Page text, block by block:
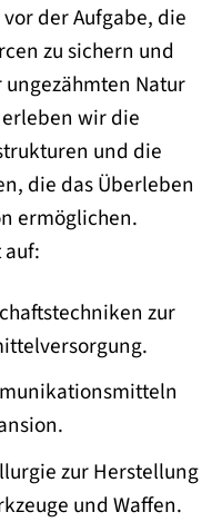
der Aufgabe, die
zu sichern und
Natur
wir die
und die
die das Überleben
ermöglichen.
zur
zur Herstellung
und Waffen.